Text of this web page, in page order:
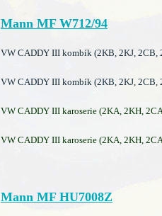
Mann MF W712/94
VW CADDY III kombík (2KB, 2KJ, 2CB,
VW CADDY III kombík (2KB, 2KJ, 2CB,
VW CADDY III karoserie (2KA, 2KH,
VW CADDY III karoserie (2KA, 2KH,
Mann MF HU7008Z